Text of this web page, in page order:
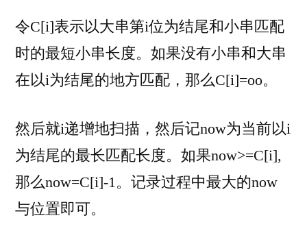
令C[i]表示以大串第i位为结尾和小串匹配
时的最短小串长度。如果没有小串和大串
在以i为结尾的地方匹配，那么C[i]=oo。
然后就i递增地扫描，然后记now为当前以i
为结尾的最长匹配长度。如果now>=C[i],
那么now=C[i]-1。记录过程中最大的now
与位置即可。